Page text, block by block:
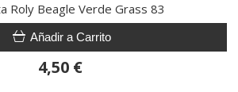
Roly Beagle Verde Grass 83
Añadir a Carrito
4,50 €